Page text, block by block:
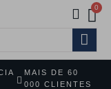
MAIS DE 60
000 CLIENTES